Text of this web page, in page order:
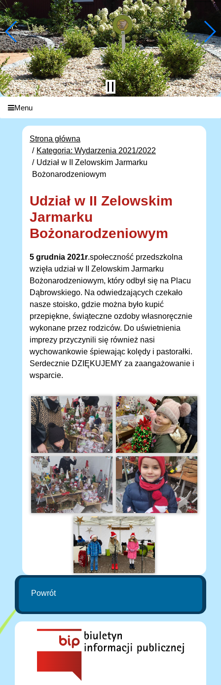
Menu
Strona główna
Kategoria: Wydarzenia 2021/2022
Udział w II Zelowskim Jarmarku
Bożonarodzeniowym
Udział w II Zelowskim
Jarmarku
Bożonarodzeniowym
5 grudnia 2021r.społeczność przedszkolna
wzięła udział w II Zelowskim Jarmarku
Bożonarodzeniowym, który odbył się na Placu
Dąbrowskiego. Na odwiedzających czekało
nasze stoisko, gdzie można było kupić
przepiękne, świąteczne ozdoby własnoręcznie
wykonane przez rodziców. Do uświetnienia
imprezy przyczynili się również nasi
wychowankowie śpiewając kolędy i pastorałki.
Serdecznie DZIĘKUJEMY za zaangażowanie i
wsparcie.
Powrót